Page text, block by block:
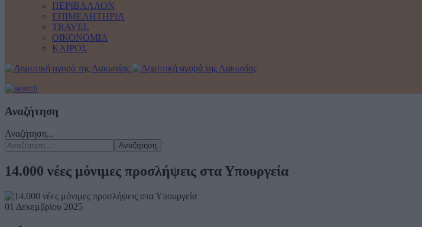
ΠΕΡΙΒΑΛΛΟΝ
ΕΠΙΜΕΛΗΤΗΡΙΑ
TRAVEL
ΟΙΚΟΝΟΜΙΑ
ΚΑΙΡΟΣ
Αναζήτηση
Αναζήτηση...
Αναζήτηση
14.000 νέες μόνιμες προσλήψεις στα Υπουργεία
01 Δεκεμβρίου 2025